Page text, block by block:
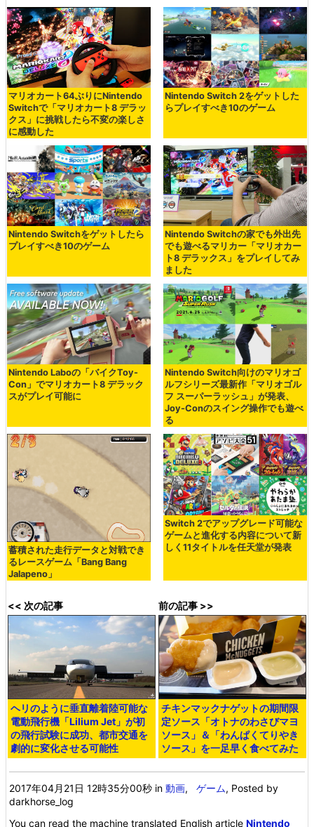
マリオカート64ぶりにNintendo
Switchで「マリオカート8 デラッ
クス」に挑戦したら不変の楽しさ
に感動した
Nintendo Switch 2をゲットした
らプレイすべき10のゲーム
Nintendo Switchをゲットしたら
プレイすべき10のゲーム
Nintendo Switchの家でも外出先
でも遊べるマリカー「マリオカー
ト8 デラックス」をプレイしてみ
ました
Nintendo Laboの「バイクToy-
Con」でマリオカート8 デラック
スがプレイ可能に
Nintendo Switch向けのマリオゴ
ルフシリーズ最新作「マリオゴル
フ スーパーラッシュ」が発表、
Joy-Conのスイング操作でも遊べ
る
蓄積された走行データと対戦でき
るレースゲーム「Bang Bang
Jalapeno」
Switch 2でアップグレード可能な
ゲームと進化する内容について新
しく11タイトルを任天堂が発表
<< 次の記事
ヘリのように垂直離着陸可能な
電動飛行機「Lilium Jet」が初
の飛行試験に成功、都市交通を
劇的に変化させる可能性
前の記事 >>
チキンマックナゲットの期間限
定ソース「オトナのわさびマヨ
ソース」＆「わんぱくてりやき
ソース」を一足早く食べてみた
2017年04月21日 12時35分00秒 in動画,ゲーム, Posted by
darkhorse_log
You can read the machine translated English articleNintendo